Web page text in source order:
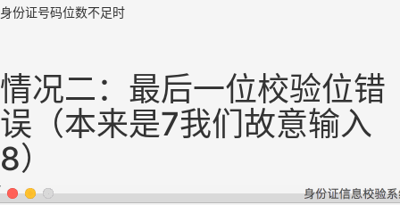
身份证号码位数不足时
情况二：最后一位校验位错
误（本来是7我们故意输入
8）